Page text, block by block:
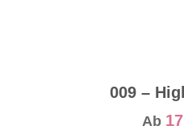
009 –
Ab